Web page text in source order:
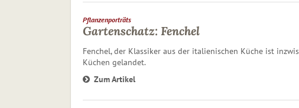
Pflanzenporträts
Gartenschatz: Fenchel
Fenchel, der Klassiker aus der italienischen Küche ist
Küchen gelandet.
Zum Artikel